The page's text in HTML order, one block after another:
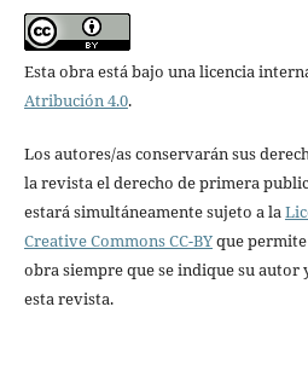
Esta obra está bajo una licencia
Atribución 4.0.
Los autores/as conservarán sus
la revista el derecho de primera
estará simultáneamente sujeto a la
Creative Commons CC-BYque
obra siempre que se indique su autor
esta revista.